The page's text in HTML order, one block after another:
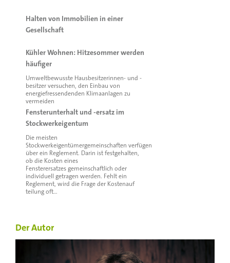
Halten von Immobilien in einer
Gesellschaft
Kühler Wohnen: Hitzesommer werden
häufiger
Umweltbewusste Hausbesitzerinnen- und -
besitzer versuchen, den Einbau von
energiefressendenden Klimaanlagen zu
vermeiden
Fensterunterhalt und -ersatz im
Stockwerkeigentum
Die meisten
Stockwerkeigentümergemeinschaften verfügen
über ein Reglement. Darin ist festgehalten,
ob die Kosten eines
Fensterersatzes gemeinschaftlich oder
individuell getragen werden. Fehlt ein
Reglement, wird die Frage der Kostenauf
teilung oft…
Der Autor